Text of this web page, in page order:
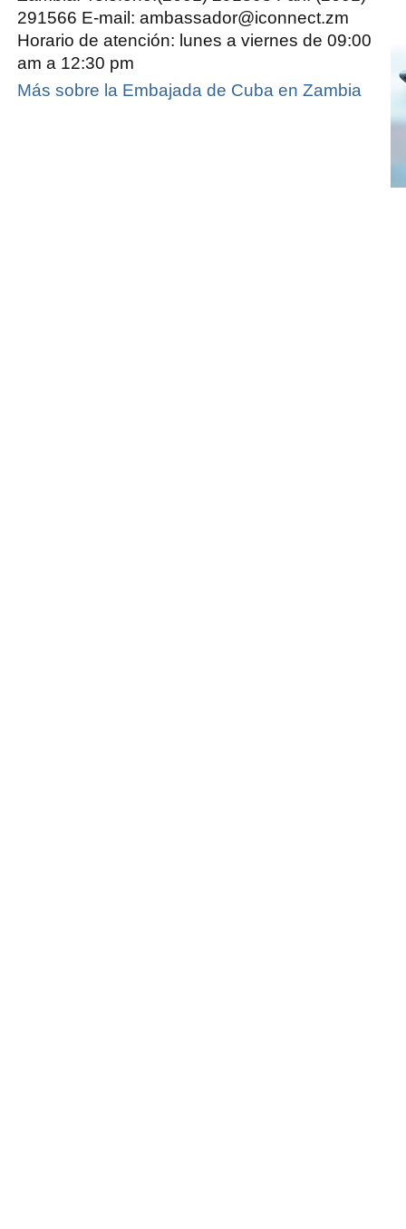
291566 E-mail: ambassador@iconnect.zm
Horario de atención: lunes a viernes de 09:00
am a 12:30 pm
Más sobre la Embajada de Cuba en Zambia